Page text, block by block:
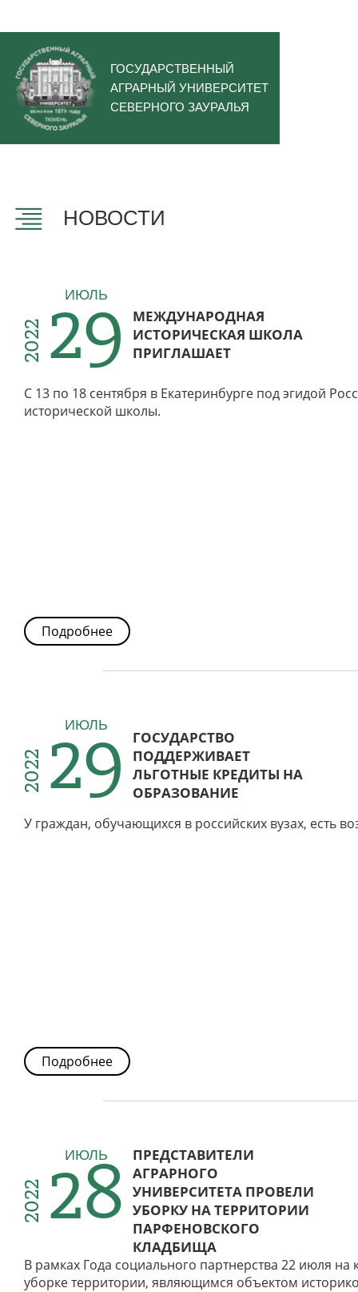
ГОСУДАРСТВЕННЫЙ
АГРАРНЫЙ УНИВЕРСИТЕТ
СЕВЕРНОГО ЗАУРАЛЬЯ
НОВОСТИ
2022
ИЮЛЬ
29
МЕЖДУНАРОДНАЯ
ИСТОРИЧЕСКАЯ ШКОЛА
ПРИГЛАШАЕТ
С 13 по 18 сентября в Екатеринбурге под эгидой
исторической школы.
Подробнее
2022
ИЮЛЬ
29
ГОСУДАРСТВО
ПОДДЕРЖИВАЕТ
ЛЬГОТНЫЕ КРЕДИТЫ НА
ОБРАЗОВАНИЕ
У граждан, обучающихся в российских вузах, есть
Подробнее
2022
ИЮЛЬ
28
ПРЕДСТАВИТЕЛИ
АГРАРНОГО
УНИВЕРСИТЕТА ПРОВЕЛИ
УБОРКУ НА ТЕРРИТОРИИ
ПАРФЕНОВСКОГО
КЛАДБИЩА
В рамках Года социального партнерства 22 июля
уборке территории, являющимся объектом